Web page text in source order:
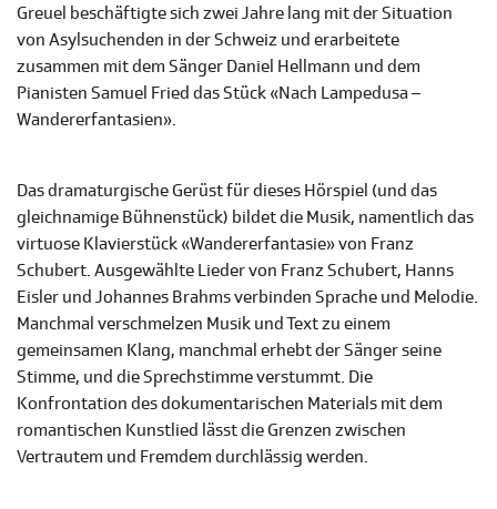
Greuel beschäftigte sich zwei Jahre lang mit der Situation
von Asylsuchenden in der Schweiz und erarbeitete
zusammen mit dem Sänger Daniel Hellmann und dem
Pianisten Samuel Fried das Stück «Nach Lampedusa –
Wandererfantasien».
Das dramaturgische Gerüst für dieses Hörspiel (und das
gleichnamige Bühnenstück) bildet die Musik, namentlich das
virtuose Klavierstück «Wandererfantasie» von Franz
Schubert. Ausgewählte Lieder von Franz Schubert, Hanns
Eisler und Johannes Brahms verbinden Sprache und Melodie.
Manchmal verschmelzen Musik und Text zu einem
gemeinsamen Klang, manchmal erhebt der Sänger seine
Stimme, und die Sprechstimme verstummt. Die
Konfrontation des dokumentarischen Materials mit dem
romantischen Kunstlied lässt die Grenzen zwischen
Vertrautem und Fremdem durchlässig werden.